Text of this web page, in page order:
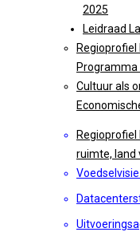
2025
Leidraad
Programma
Cultuur als
Regioprofiel
ruimte, land
Voedselvisie